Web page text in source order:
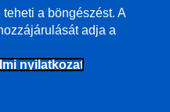
a böngészést. A
adja a
nyilatkozat